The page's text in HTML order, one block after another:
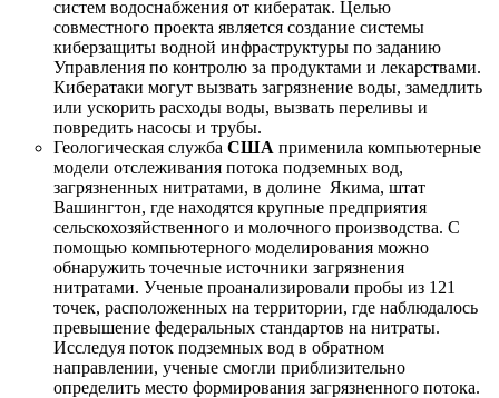
систем водоснабжения от кибератак. Целью
совместного проекта является создание системы
киберзащиты водной инфраструктуры по заданию
Управления по контролю за продуктами и лекарствами.
Кибератаки могут вызвать загрязнение воды, замедлить
или ускорить расходы воды, вызвать переливы и
повредить насосы и трубы.
Геологическая служба США применила компьютерные
модели отслеживания потока подземных вод,
загрязненных нитратами, в долине Якима, штат
Вашингтон, где находятся крупные предприятия
сельскохозяйственного и молочного производства. С
помощью компьютерного моделирования можно
обнаружить точечные источники загрязнения
нитратами. Ученые проанализировали пробы из 121
точек, расположенных на территории, где наблюдалось
превышение федеральных стандартов на нитраты.
Исследуя поток подземных вод в обратном
направлении, ученые смогли приблизительно
определить место формирования загрязненного потока.